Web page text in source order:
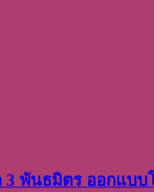
3 พันธมิตร ออกแบ